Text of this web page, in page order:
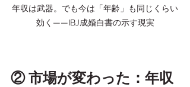
年収は武器。でも今は「年齢」も同じくらい
効く——IBJ成婚白書の示す現実
② 市場が変わった：年収